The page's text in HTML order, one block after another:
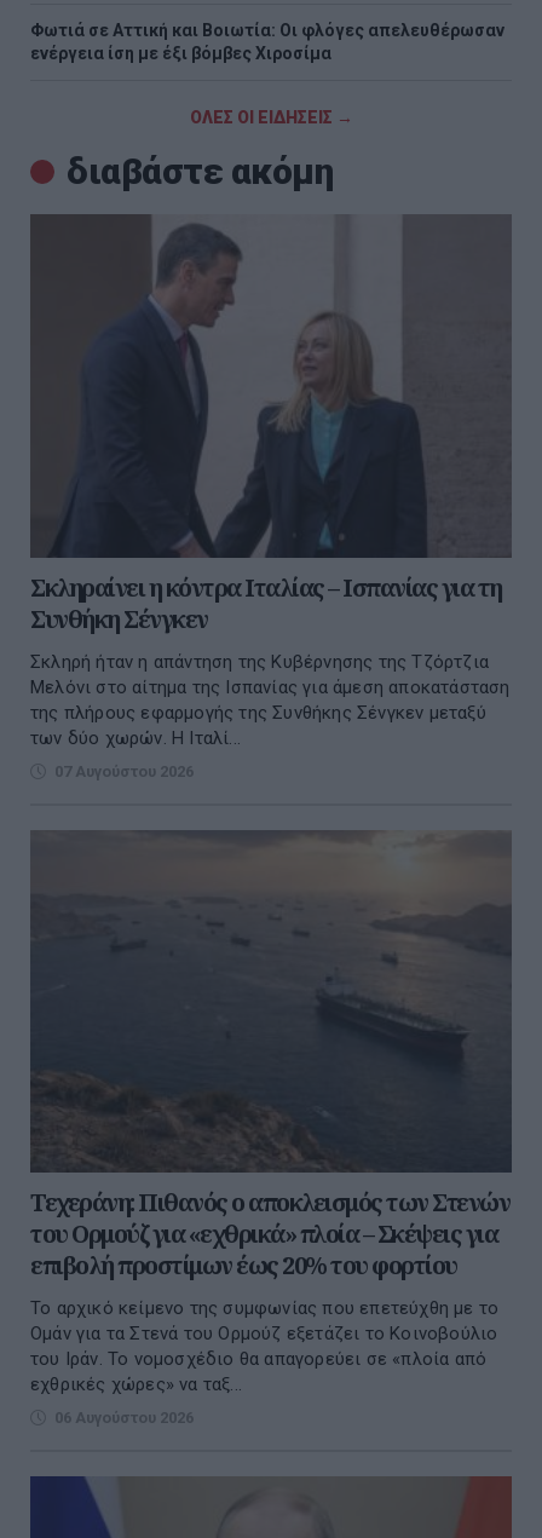
Φωτιά σε Αττική και Βοιωτία: Οι φλόγες απελευθέρωσαν
ενέργεια ίση με έξι βόμβες Χιροσίμα
ΟΛΕΣ ΟΙ ΕΙΔΗΣΕΙΣ →
διαβάστε ακόμη
Σκληραίνει η κόντρα Ιταλίας – Ισπανίας για τη
Συνθήκη Σένγκεν
Σκληρή ήταν η απάντηση της Κυβέρνησης της Τζόρτζια
Μελόνι στο αίτημα της Ισπανίας για άμεση αποκατάσταση
της πλήρους εφαρμογής της Συνθήκης Σένγκεν μεταξύ
των δύο χωρών. Η Ιταλί...
07 Αυγούστου 2026
Τεχεράνη: Πιθανός ο αποκλεισμός των Στενών
του Ορμούζ για «εχθρικά» πλοία – Σκέψεις για
επιβολή προστίμων έως 20% του φορτίου
Το αρχικό κείμενο της συμφωνίας που επετεύχθη με το
Ομάν για τα Στενά του Ορμούζ εξετάζει το Κοινοβούλιο
του Ιράν. Το νομοσχέδιο θα απαγορεύει σε «πλοία από
εχθρικές χώρες» να ταξ...
06 Αυγούστου 2026